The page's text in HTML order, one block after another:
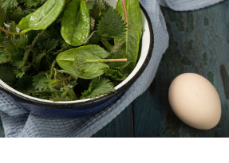
состоит в том, что он
количество щавелевой кислоты,
образованию